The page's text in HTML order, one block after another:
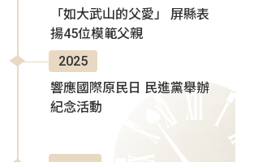
「如大武山的父愛」 屏縣表
揚45位模範父親
2025
響應國際原民日 民進黨舉辦
紀念活動